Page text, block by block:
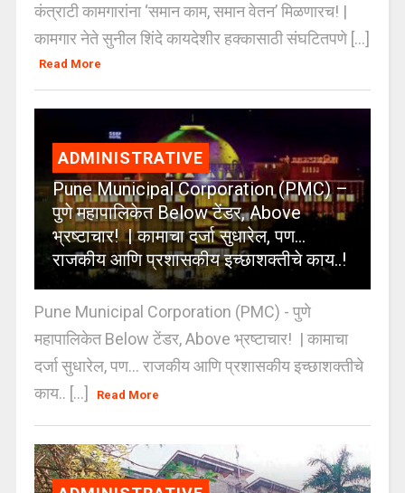
कंत्राटी कामगारांना ‘समान काम, समान वेतन’ मिळणारच! |
कामगार नेते सुनील शिंदे कायदेशीर हक्कासाठी संघटितपणे [...]
Read More
ADMINISTRATIVE
Pune Municipal Corporation (PMC) –
पुणे महापालिकेत Below टेंडर, Above
भ्रष्टाचार! | कामाचा दर्जा सुधारेल, पण…
राजकीय आणि प्रशासकीय इच्छाशक्तीचे काय..!
Pune Municipal Corporation (PMC) - पुणे
महापालिकेत Below टेंडर, Above भ्रष्टाचार! | कामाचा
दर्जा सुधारेल, पण… राजकीय आणि प्रशासकीय इच्छाशक्तीचे
काय.. [...]
Read More